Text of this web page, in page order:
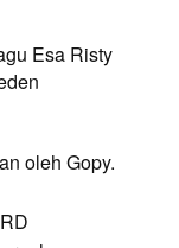
oleh Gopy.